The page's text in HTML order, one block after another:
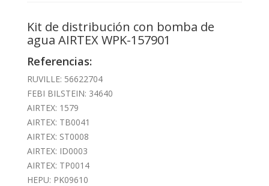
Kit de distribución con bomba de
agua AIRTEX WPK-157901
Referencias:
RUVILLE: 56622704
FEBI BILSTEIN: 34640
AIRTEX: 1579
AIRTEX: TB0041
AIRTEX: ST0008
AIRTEX: ID0003
AIRTEX: TP0014
HEPU: PK09610